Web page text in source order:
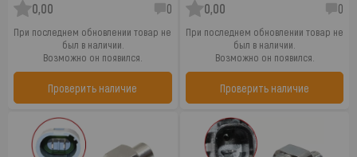
0,00
0
При последнем обновлении товар не
был в наличии.
Возможно он появился.
Проверить наличие
0,00
0
При последнем обновлении товар не
был в наличии.
Возможно он появился.
Проверить наличие